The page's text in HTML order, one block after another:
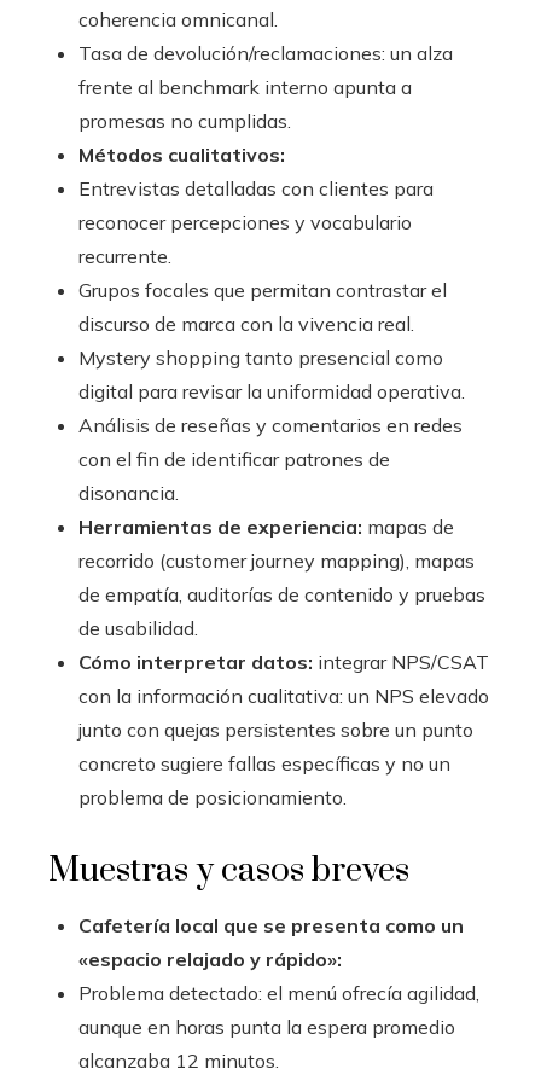
coherencia omnicanal.
Tasa de devolución/reclamaciones: un alza
frente al benchmark interno apunta a
promesas no cumplidas.
Métodos cualitativos:
Entrevistas detalladas con clientes para
reconocer percepciones y vocabulario
recurrente.
Grupos focales que permitan contrastar el
discurso de marca con la vivencia real.
Mystery shopping tanto presencial como
digital para revisar la uniformidad operativa.
Análisis de reseñas y comentarios en redes
con el fin de identificar patrones de
disonancia.
Herramientas de experiencia: mapas de
recorrido (customer journey mapping), mapas
de empatía, auditorías de contenido y pruebas
de usabilidad.
Cómo interpretar datos: integrar NPS/CSAT
con la información cualitativa: un NPS elevado
junto con quejas persistentes sobre un punto
concreto sugiere fallas específicas y no un
problema de posicionamiento.
Muestras y casos breves
Cafetería local que se presenta como un
«espacio relajado y rápido»:
Problema detectado: el menú ofrecía agilidad,
aunque en horas punta la espera promedio
alcanzaba 12 minutos.